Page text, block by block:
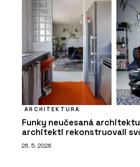
ARCHITEKTURA
Funky neučesaná
architekti rekonstruovali
26. 5. 2026